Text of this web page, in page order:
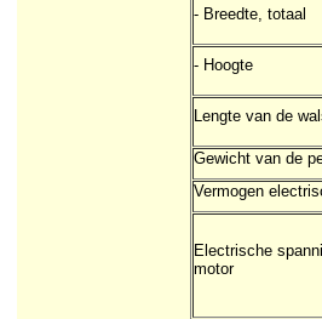
- Breedte, totaal
- Hoogte
Lengte van de
Gewicht van de
Vermogen
Electrische
motor